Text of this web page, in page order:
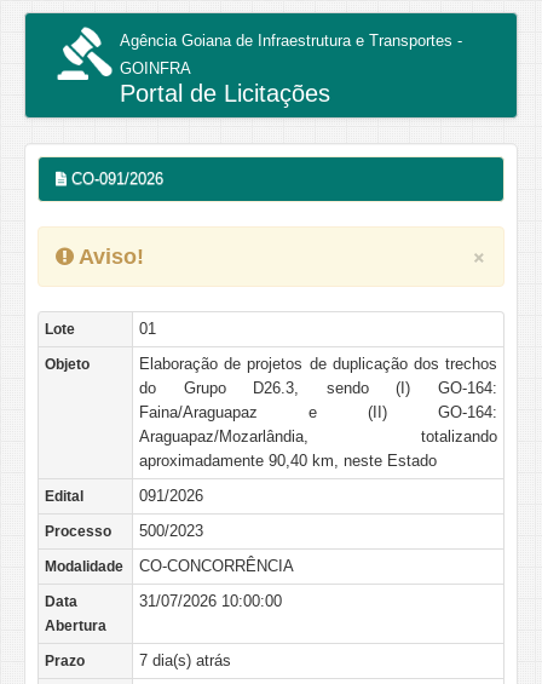
Agência Goiana de Infraestrutura e Transportes -
GOINFRA
Portal de Licitações
CO-091/2026
×
Aviso!
Lote 01
Objeto
Elaboração de projetos de duplicação dos trechos
do Grupo D26.3, sendo (I) GO-164:
Faina/Araguapaz e (II) GO-164:
Araguapaz/Mozarlândia, totalizando
aproximadamente 90,40 km, neste Estado
Edital 091/2026
Processo 500/2023
Modalidade CO-CONCORRÊNCIA
Data
Abertura
31/07/2026 10:00:00
Prazo 7 dia(s) atrás